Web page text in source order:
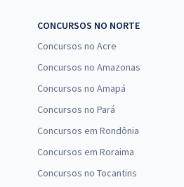
CONCURSOS NO NORTE
Concursos no Acre
Concursos no Amazonas
Concursos no Amapá
Concursos no Pará
Concursos em Rondônia
Concursos em Roraima
Concursos no Tocantins